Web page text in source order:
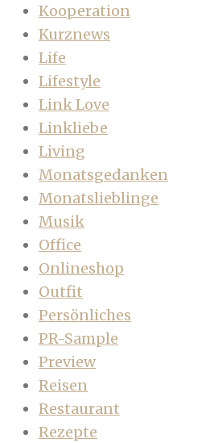
Kooperation
Kurznews
Life
Lifestyle
Link Love
Linkliebe
Living
Monatsgedanken
Monatslieblinge
Musik
Office
Onlineshop
Outfit
Persönliches
PR-Sample
Preview
Reisen
Restaurant
Rezepte